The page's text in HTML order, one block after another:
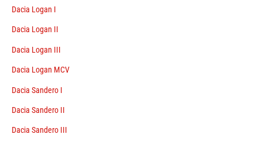
Dacia Logan I
Dacia Logan II
Dacia Logan III
Dacia Logan MCV
Dacia Sandero I
Dacia Sandero II
Dacia Sandero III